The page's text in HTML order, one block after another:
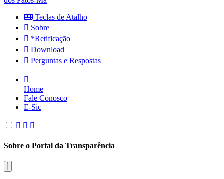
Teclas de Atalho
Sobre
*Retificação
Download
Perguntas e Respostas
Home
Fale Conosco
E-Sic
Sobre o Portal da Transparência